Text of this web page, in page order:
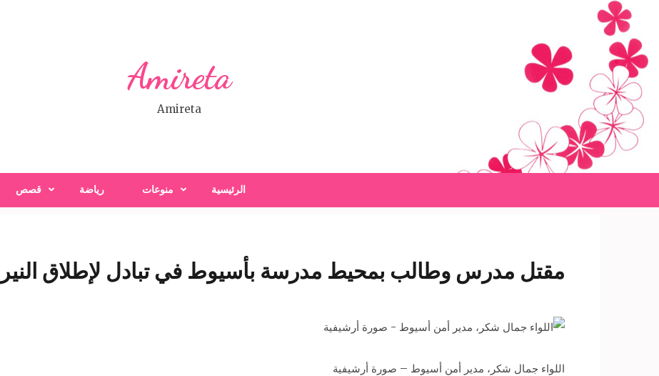
content
(Press
Enter)
Amireta
Amireta
الرئيسية منوعات رياضة قصص
مقتل مدرس وطالب بمحيط مدرسة بأسيوط في تبادل لإطلاق
اللواء جمال شكر، مدير أمن أسيوط – صورة أرشيفية